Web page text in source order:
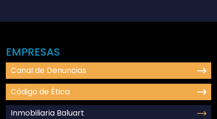
EMPRESAS
Canal de Denuncias
Código de Ética
Inmobiliaria Baluart